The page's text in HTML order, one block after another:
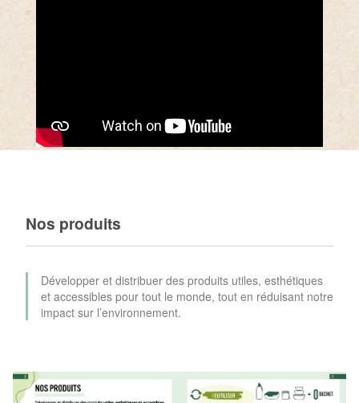
Nos produits
Développer et distribuer des produits utiles, esthétiques
et accessibles pour tout le monde, tout en réduisant notre
impact sur l’environnement.